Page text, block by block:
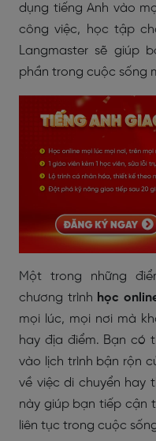
dụng tiếng Anh vào
công việc, học tập
Langmaster sẽ giúp
phần trong cuộc sống
Một trong những
chương trình học
mọi lúc, mọi nơi mà
hay địa điểm. Bạn có
vào lịch trình bận rộn
về việc di chuyển hay
này giúp bạn tiếp cận
liên tục trong cuộc